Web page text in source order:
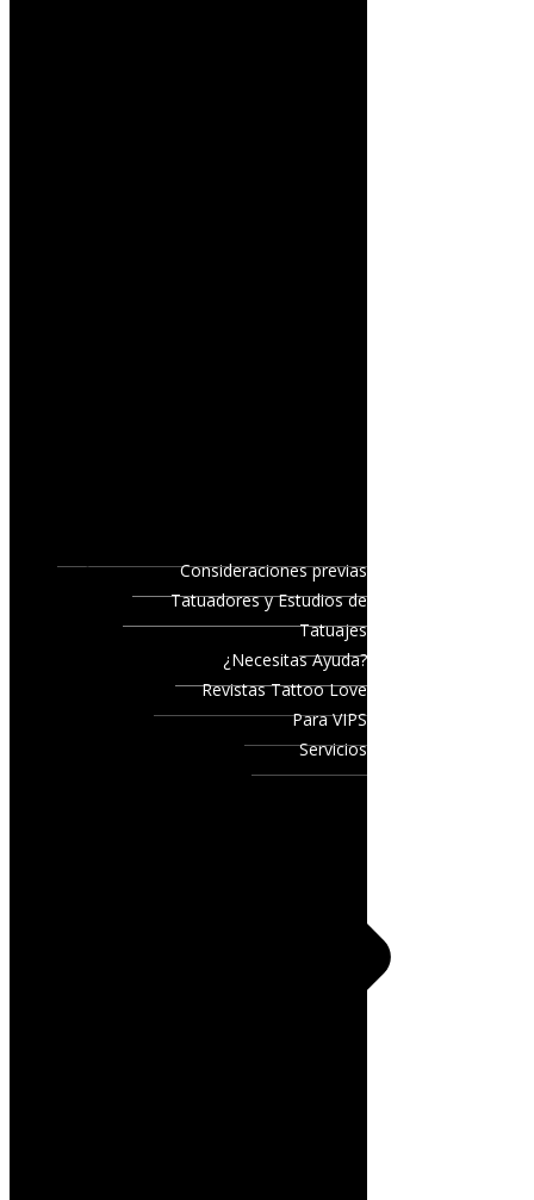
Consideraciones previas
Tatuadores y Estudios de
Tatuajes
¿Necesitas Ayuda?
Revistas Tattoo Love
Para VIPS
Servicios